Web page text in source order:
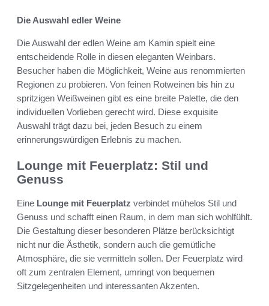
Die Auswahl edler Weine
Die Auswahl der edlen Weine am Kamin spielt eine
entscheidende Rolle in diesen eleganten Weinbars.
Besucher haben die Möglichkeit, Weine aus renommierten
Regionen zu probieren. Von feinen Rotweinen bis hin zu
spritzigen Weißweinen gibt es eine breite Palette, die den
individuellen Vorlieben gerecht wird. Diese exquisite
Auswahl trägt dazu bei, jeden Besuch zu einem
erinnerungswürdigen Erlebnis zu machen.
Lounge mit Feuerplatz: Stil und
Genuss
Eine Lounge mit Feuerplatz verbindet mühelos Stil und
Genuss und schafft einen Raum, in dem man sich wohlfühlt.
Die Gestaltung dieser besonderen Plätze berücksichtigt
nicht nur die Ästhetik, sondern auch die gemütliche
Atmosphäre, die sie vermitteln sollen. Der Feuerplatz wird
oft zum zentralen Element, umringt von bequemen
Sitzgelegenheiten und interessanten Akzenten.